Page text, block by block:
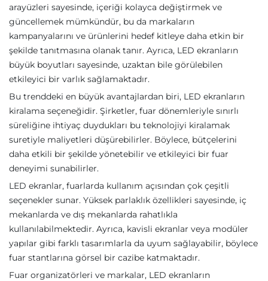
arayüzleri sayesinde, içeriği kolayca değiştirmek ve
güncellemek mümkündür, bu da markaların
kampanyalarını ve ürünlerini hedef kitleye daha etkin bir
şekilde tanıtmasına olanak tanır. Ayrıca, LED ekranların
büyük boyutları sayesinde, uzaktan bile görülebilen
etkileyici bir varlık sağlamaktadır.
Bu trenddeki en büyük avantajlardan biri, LED ekranların
kiralama seçeneğidir. Şirketler, fuar dönemleriyle sınırlı
süreliğine ihtiyaç duydukları bu teknolojiyi kiralamak
suretiyle maliyetleri düşürebilirler. Böylece, bütçelerini
daha etkili bir şekilde yönetebilir ve etkileyici bir fuar
deneyimi sunabilirler.
LED ekranlar, fuarlarda kullanım açısından çok çeşitli
seçenekler sunar. Yüksek parlaklık özellikleri sayesinde, iç
mekanlarda ve dış mekanlarda rahatlıkla
kullanılabilmektedir. Ayrıca, kavisli ekranlar veya modüler
yapılar gibi farklı tasarımlarla da uyum sağlayabilir, böylece
fuar stantlarına görsel bir cazibe katmaktadır.
Fuar organizatörleri ve markalar, LED ekranların